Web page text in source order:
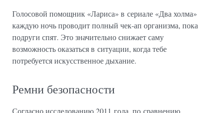
Голосовой помощник «Лариса» в сериале «Два холма»
каждую ночь проводит полный чек-ап организма, пока
подруги спят. Это значительно снижает саму
возможность оказаться в ситуации, когда тебе
потребуется искусственное дыхание.
Ремни безопасности
Согласно исследованию 2011 года, по сравнению